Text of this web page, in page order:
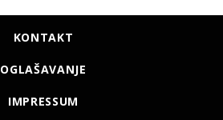
KONTAKT
OGLAŠAVANJE
IMPRESSUM